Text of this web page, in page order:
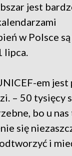
jest
w Polsce
lipca.
em
– 50 tysięcy
bo u
się
i